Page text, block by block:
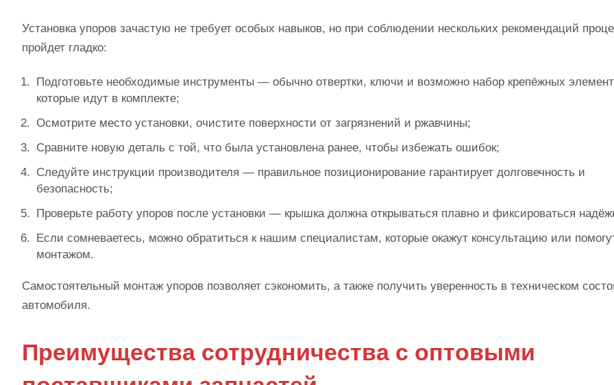
Установка упоров зачастую не требует особых навыков, но при соблюдении нескольких рекомендаций
пройдет гладко:
Подготовьте необходимые инструменты — обычно отвертки, ключи и возможно набор крепёжных
которые идут в комплекте;
Осмотрите место установки, очистите поверхности от загрязнений и ржавчины;
Сравните новую деталь с той, что была установлена ранее, чтобы избежать ошибок;
Следуйте инструкции производителя — правильное позиционирование гарантирует долговечность и
безопасность;
Проверьте работу упоров после установки — крышка должна открываться плавно и фиксироваться
Если сомневаетесь, можно обратиться к нашим специалистам, которые окажут консультацию или
монтажом.
Самостоятельный монтаж упоров позволяет сэкономить, а также получить уверенность в техническом
автомобиля.
Преимущества сотрудничества с оптовыми